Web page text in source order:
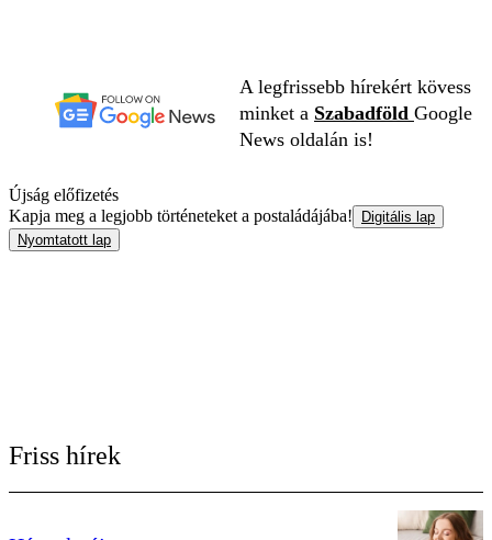
A legfrissebb hírekért kövess
minket a Szabadföld Google
News oldalán is!
Újság előfizetés
Kapja meg a legjobb történeteket a postaládájába!
Digitális lap
Nyomtatott lap
Friss hírek